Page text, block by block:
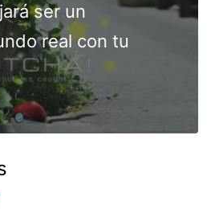
ser un
real con tu